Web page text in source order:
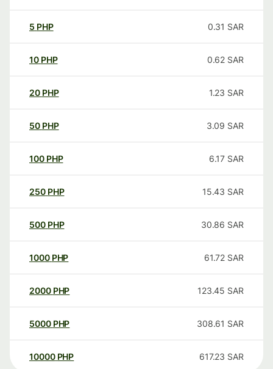
5 PHP 0.31 SAR
10 PHP 0.62 SAR
20 PHP 1.23 SAR
50 PHP 3.09 SAR
100 PHP 6.17 SAR
250 PHP 15.43 SAR
500 PHP 30.86 SAR
1000 PHP 61.72 SAR
2000 PHP 123.45 SAR
5000 PHP 308.61 SAR
10000 PHP 617.23 SAR